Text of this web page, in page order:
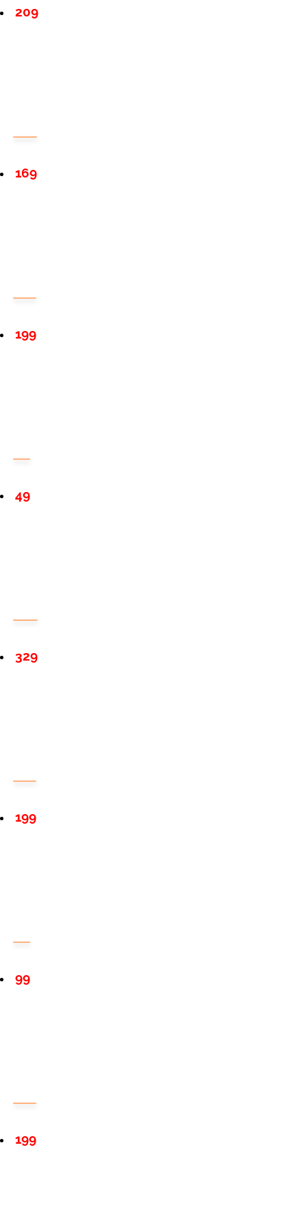
209
169
199
49
329
199
99
199